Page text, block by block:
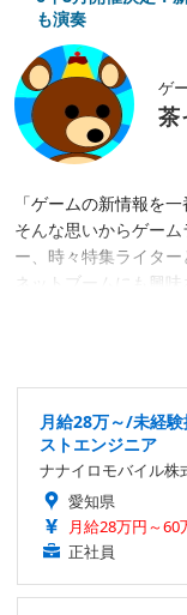
も演奏
ゲ
茶
「ゲームの新情報を
そんな思いからゲー
ー、時々特集ライタ
ネットブームにも興味
月給28万～/未経
ストエンジニア
ナナイロモバイル株
愛知県
月給28万円～60
正社員